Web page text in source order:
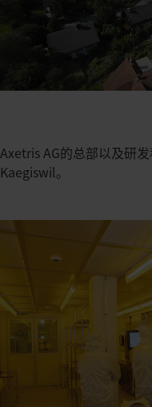
Axetris AG的总部以及研
Kaegiswil。